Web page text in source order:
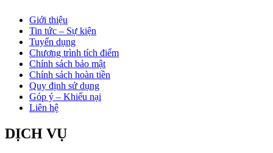
Giới thiệu
Tin tức – Sự kiện
Tuyển dụng
Chương trình tích điểm
Chính sách bảo mật
Chính sách hoàn tiền
Quy định sử dụng
Góp ý – Khiếu nại
Liên hệ
DỊCH VỤ